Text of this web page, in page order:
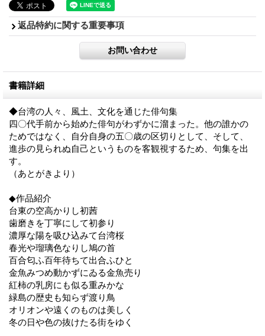
返品特約に関する重要事項
書籍詳細
◆台湾の人々、風土、文化を通じた俳句集
四〇代手前から始めた俳句がわずかに溜まった。他の誰かの
ためではなく、自分自身の五〇歳の区切りとして、そして、
進歩の見られぬ自己というものを客観視するため、句集を出
す。
（あとがきより）
◆作品紹介
台東の空高かりし初茜
歯磨きを丁寧にして初参り
濃厚な陽を吸ひ込みて台湾桜
春光や瑠璃色なりし鳩の首
百合匂ふ百年待ちて出合ふひと
金魚みつめ動かずにゐる金魚売り
紅柿の乳房にも似る重みかな
緑島の歴史も知らず渡り鳥
オリオンや遠くのものは美しく
冬の日や色の抜けたる街をゆく